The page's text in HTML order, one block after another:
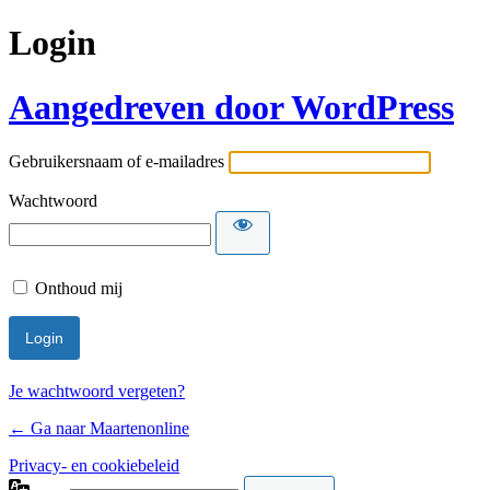
Login
Aangedreven door WordPress
Gebruikersnaam of e-mailadres
Wachtwoord
Onthoud mij
Je wachtwoord vergeten?
← Ga naar Maartenonline
Privacy- en cookiebeleid